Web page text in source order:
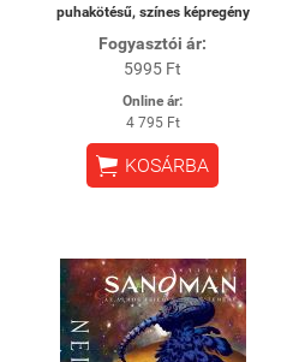
puhakötésű, színes képregény
Fogyasztói ár:
5995 Ft
Online ár:
4 795 Ft
 KOSÁRBA